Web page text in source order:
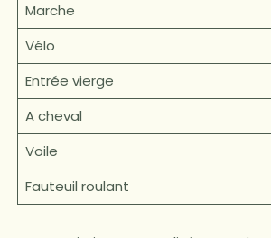
Marche
Vélo
Entrée vierge
A cheval
Voile
Fauteuil roulant